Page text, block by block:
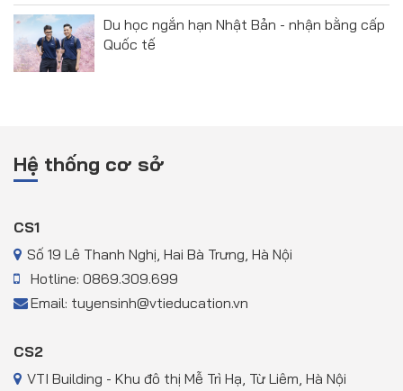
Du học ngắn hạn Nhật Bản - nhận bằng cấp
Quốc tế
Hệ thống cơ sở
CS1
Số 19 Lê Thanh Nghị, Hai Bà Trưng, Hà Nội
Hotline: 0869.309.699
Email: tuyensinh@vtieducation.vn
CS2
VTI Building - Khu đô thị Mễ Trì Hạ, Từ Liêm, Hà Nội